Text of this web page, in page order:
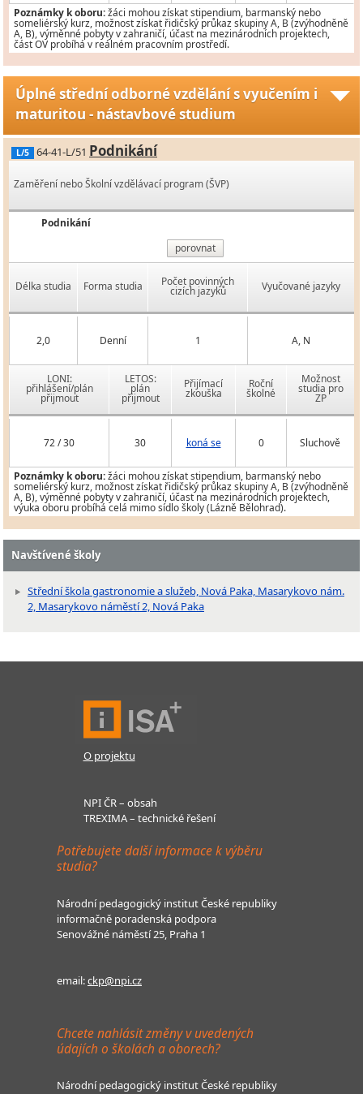
Poznámky k oboru:žáci mohou získat stipendium, barmanský nebo
someliérský kurz, možnost získat řidičský průkaz skupiny A, B (zvýhodněně
A, B), výměnné pobyty v zahraničí, účast na mezinárodních projektech,
část OV probíhá v reálném pracovním prostředí.
Úplné střední odborné vzdělání s vyučením i
maturitou - nástavbové studium
L/5 64-41-L/51 Podnikání
Zaměření nebo Školní vzdělávací program (ŠVP)
Podnikání
porovnat
Délka studia Forma studia Počet povinných
cizích jazyků Vyučované jazyky
2,0 Denní 1 A, N
LONI:
přihlášení/plán
přijmout
LETOS:
plán
přijmout
Přijímací
zkouška
Roční
školné
Možnost
studia pro
ZP
72 / 30 30 koná se 0 Sluchově
Poznámky k oboru:žáci mohou získat stipendium, barmanský nebo
someliérský kurz, možnost získat řidičský průkaz skupiny A, B (zvýhodněně
A, B), výměnné pobyty v zahraničí, účast na mezinárodních projektech,
výuka oboru probíhá celá mimo sídlo školy (Lázně Bělohrad).
Navštívené školy
Střední škola gastronomie a služeb, Nová Paka, Masarykovo nám.
2, Masarykovo náměstí 2, Nová Paka
O projektu
NPI ČR – obsah
TREXIMA – technické řešení
Potřebujete další informace k výběru
studia?
Národní pedagogický institut České republiky
informačně poradenská podpora
Senovážné náměstí 25, Praha 1
email:ckp@npi.cz
Chcete nahlásit změny v uvedených
údajích o školách a oborech?
Národní pedagogický institut České republiky